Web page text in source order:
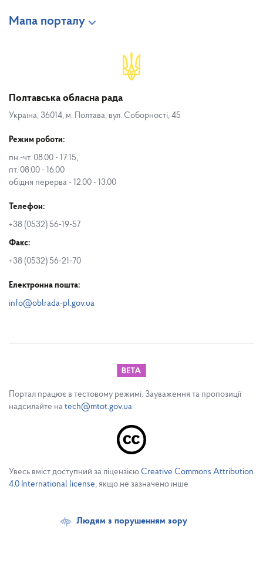
Мапа порталу
Полтавська обласна рада
Україна, 36014, м. Полтава, вул. Соборності, 45
Режим роботи:
пн.-чт. 08.00 - 17.15,
пт. 08.00 - 16.00
обідня перерва - 12.00 - 13.00
Телефон:
+38 (0532) 56-19-57
Факс:
+38 (0532) 56-21-70
Електронна пошта:
info@oblrada-pl.gov.ua
Портал працює в тестовому режимі. Зауваження та пропозиції
надсилайте на tech@mtot.gov.ua
Увесь вміст доступний за ліцензією Creative Commons Attribution
4.0 International license, якщо не зазначено інше
Людям з порушенням зору